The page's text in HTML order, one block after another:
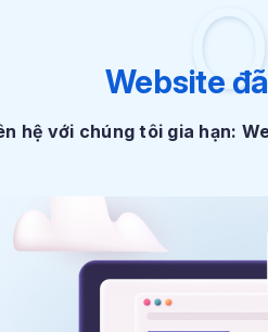
Website
hệ với chúng tôi gia hạn: